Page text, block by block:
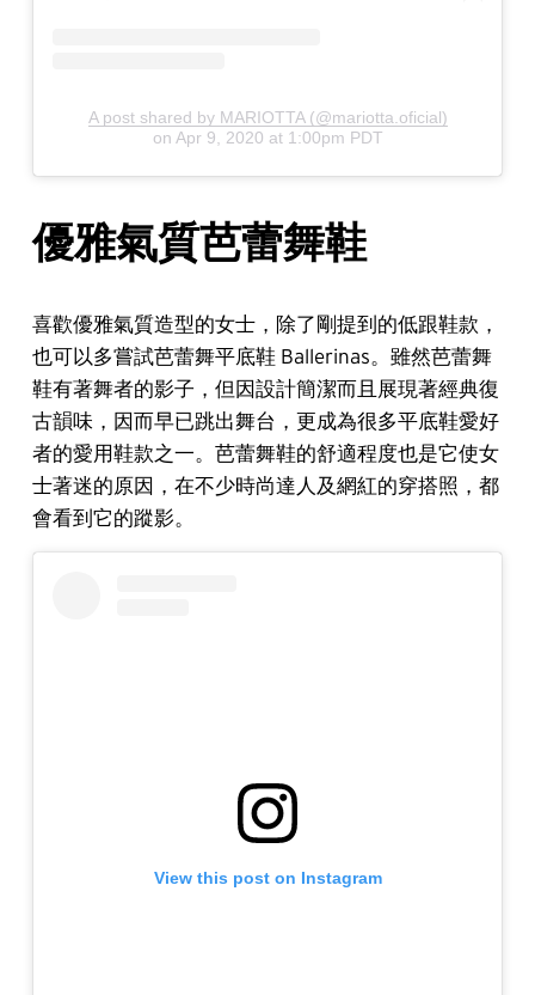
A post shared by MARIOTTA (@mariotta.oficial)
on Apr 9, 2020 at 1:00pm PDT
優雅氣質芭蕾舞鞋
喜歡優雅氣質造型的女士，除了剛提到的低跟鞋款，
也可以多嘗試芭蕾舞平底鞋 Ballerinas。雖然芭蕾舞
鞋有著舞者的影子，但因設計簡潔而且展現著經典復
古韻味，因而早已跳出舞台，更成為很多平底鞋愛好
者的愛用鞋款之一。芭蕾舞鞋的舒適程度也是它使女
士著迷的原因，在不少時尚達人及網紅的穿搭照，都
會看到它的蹤影。
View this post on Instagram